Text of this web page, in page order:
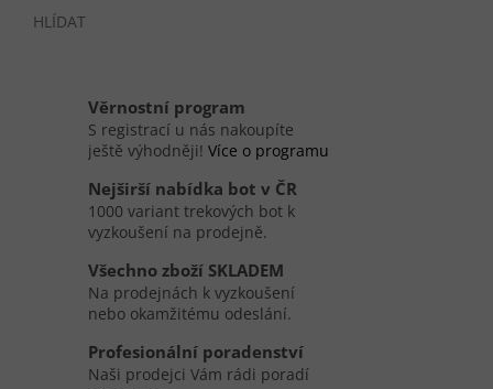
HLÍDAT
Věrnostní program
S registrací u nás nakoupíte
ještě výhodněji! Více o programu
Nejširší nabídka bot v ČR
1000 variant trekových bot k
vyzkoušení na prodejně.
Všechno zboží SKLADEM
Na prodejnách k vyzkoušení
nebo okamžitému odeslání.
Profesionální poradenství
Naši prodejci Vám rádi poradí